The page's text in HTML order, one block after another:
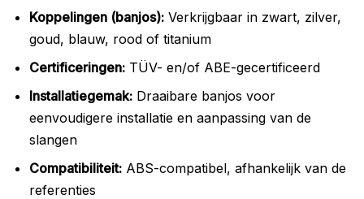
Koppelingen (banjos):Verkrijgbaar in zwart, zilver,
goud, blauw, rood of titanium
Certificeringen:TÜV- en/of ABE-gecertificeerd
Installatiegemak:Draaibare banjos voor
eenvoudigere installatie en aanpassing van de
slangen
Compatibiliteit:ABS-compatibel, afhankelijk van de
referenties